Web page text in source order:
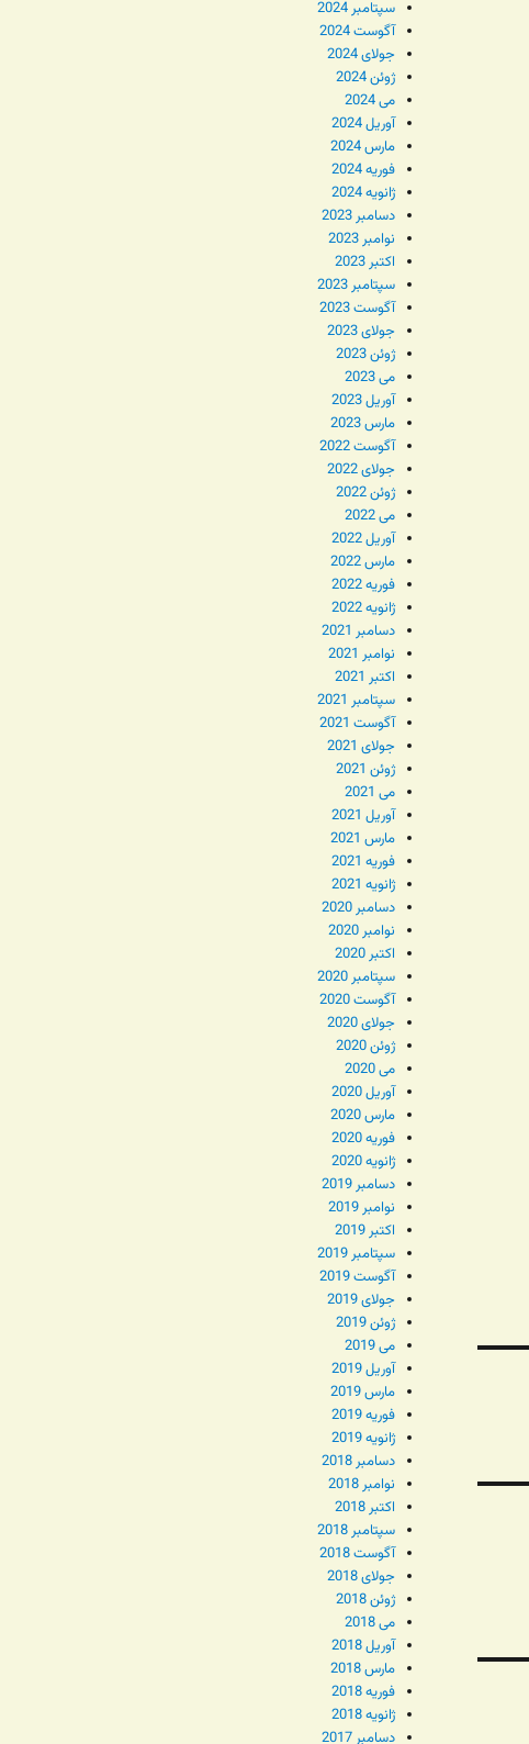
سپتامبر 2024
آگوست 2024
جولای 2024
ژوئن 2024
می 2024
آوریل 2024
مارس 2024
فوریه 2024
ژانویه 2024
دسامبر 2023
نوامبر 2023
اکتبر 2023
سپتامبر 2023
آگوست 2023
جولای 2023
ژوئن 2023
می 2023
آوریل 2023
مارس 2023
آگوست 2022
جولای 2022
ژوئن 2022
می 2022
آوریل 2022
مارس 2022
فوریه 2022
ژانویه 2022
دسامبر 2021
نوامبر 2021
اکتبر 2021
سپتامبر 2021
آگوست 2021
جولای 2021
ژوئن 2021
می 2021
آوریل 2021
مارس 2021
فوریه 2021
ژانویه 2021
دسامبر 2020
نوامبر 2020
اکتبر 2020
سپتامبر 2020
آگوست 2020
جولای 2020
ژوئن 2020
می 2020
آوریل 2020
مارس 2020
فوریه 2020
ژانویه 2020
دسامبر 2019
نوامبر 2019
اکتبر 2019
سپتامبر 2019
آگوست 2019
جولای 2019
ژوئن 2019
می 2019
آوریل 2019
مارس 2019
فوریه 2019
ژانویه 2019
دسامبر 2018
نوامبر 2018
اکتبر 2018
سپتامبر 2018
آگوست 2018
جولای 2018
ژوئن 2018
می 2018
آوریل 2018
مارس 2018
فوریه 2018
ژانویه 2018
دسامبر 2017